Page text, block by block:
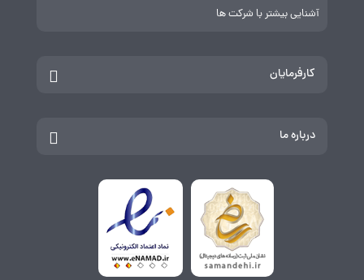
آشنایی بیشتر با شرکت ها
کارفرمایان
درباره ما